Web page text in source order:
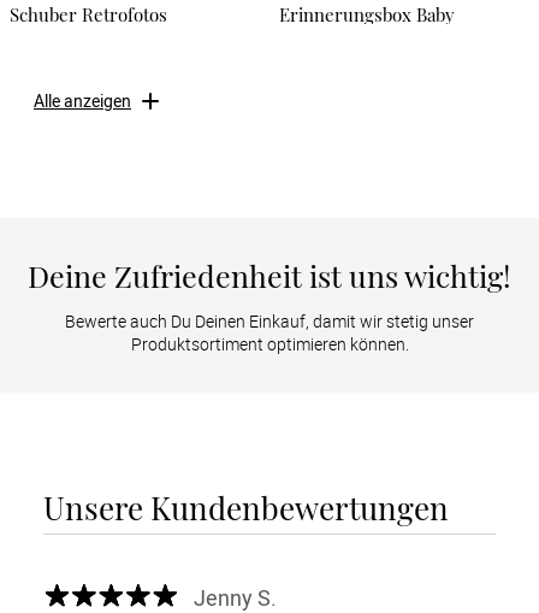
Schuber Retrofotos Erinnerungsbox Baby
Alle anzeigen
Deine Zufriedenheit ist uns wichtig!
Bewerte auch Du Deinen Einkauf, damit wir stetig unser
Produktsortiment optimieren können.
Unsere Kundenbewertungen
Jenny S.